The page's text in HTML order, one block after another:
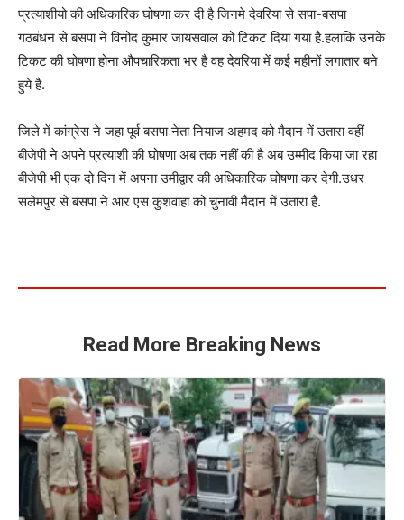
प्रत्याशीयो की अधिकारिक घोषणा कर दी है जिनमे देवरिया से सपा-बसपा
गठबंधन से बसपा ने विनोद कुमार जायसवाल को टिकट दिया गया है.हलाकि उनके
टिकट की घोषणा होना औपचारिकता भर है वह देवरिया में कई महीनों लगातार बने
हुये है.
जिले में कांग्रेस ने जहा पूर्व बसपा नेता नियाज अहमद को मैदान में उतारा वहीं
बीजेपी ने अपने प्रत्याशी की घोषणा अब तक नहीं की है अब उम्मीद किया जा रहा
बीजेपी भी एक दो दिन में अपना उमीद्वार की अधिकारिक घोषणा कर देगी.उधर
सलेमपुर से बसपा ने आर एस कुशवाहा को चुनावी मैदान में उतारा है.
Read More Breaking News